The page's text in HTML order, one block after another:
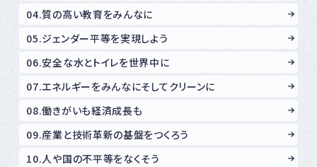
04.質の高い教育をみんなに
05.ジェンダー平等を実現しよう
06.安全な水とトイレを世界中に
07.エネルギーをみんなにそしてクリーンに
08.働きがいも経済成長も
09.産業と技術革新の基盤をつくろう
10.人や国の不平等をなくそう